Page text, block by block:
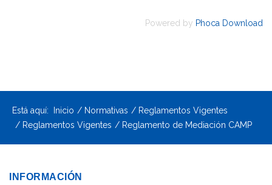
Powered by Phoca Download
Está aquí: Inicio Normativas
Reglamentos Vigentes
Reglamentos Vigentes
Reglamento de Mediación CAMP
INFORMACIÓN